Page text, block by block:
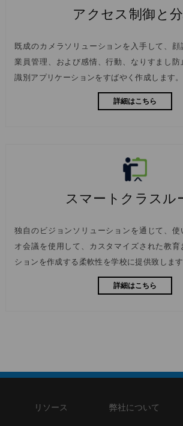
アクセス制御と
既成のカメラソリューションを入手して、顔
業員管理、および感情、行動、なりすまし
識別アプリケーションをすばやく作成します。
詳細はこちら
スマートクラスル
独自のビジョンソリューションを通じて、
オ会議を使用して、カスタマイズされた教育
ションを作成する柔軟性を学校に提供致します
詳細はこちら
リソース 弊社について